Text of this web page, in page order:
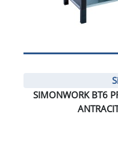
SIMONWORK BT6